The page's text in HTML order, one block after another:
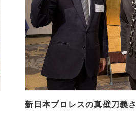
新日本プロレスの真壁刀義